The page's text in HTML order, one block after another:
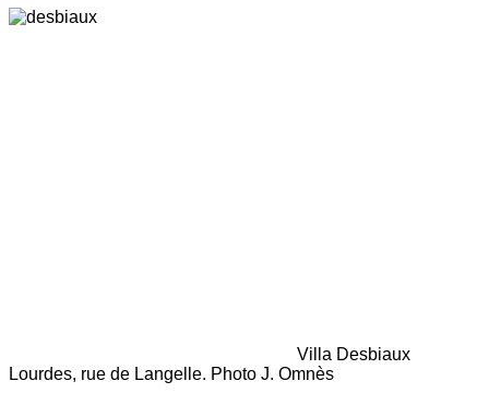
Villa Desbiaux
Lourdes, rue de Langelle. Photo J. Omnès